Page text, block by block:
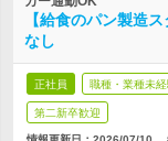
【給食のパン製造
なし
正社員 職種・業種未
第二新卒歓迎